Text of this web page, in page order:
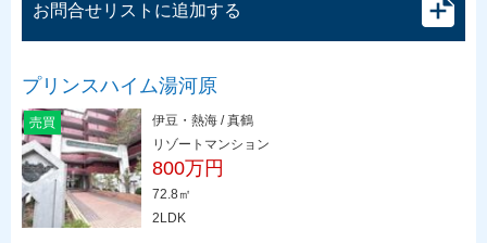
お問合せリストに追加する
プリンスハイム湯河原
売買
伊豆・熱海 / 真鶴
リゾートマンション
800万円
72.8㎡
2LDK